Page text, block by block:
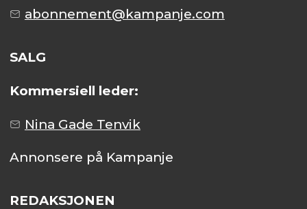
abonnement@kampanje.com
SALG
Kommersiell leder:
Nina Gade Tenvik
Annonsere på Kampanje
REDAKSJONEN